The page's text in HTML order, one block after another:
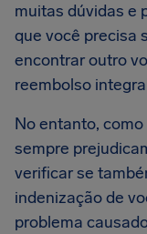
muitas dúvidas e
que você precisa
encontrar outro
reembolso
No entanto,
sempre
verificar se
indenização de
problema